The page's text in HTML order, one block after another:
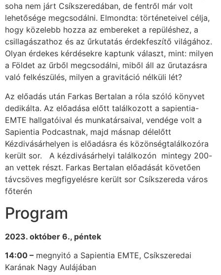
soha nem járt Csíkszeredában, de fentről már volt
lehetősége megcsodálni. Elmondta: történeteivel célja,
hogy közelebb hozza az embereket a repüléshez, a
csillagászathoz és az űrkutatás érdekfeszítő világához.
Olyan érdekes kérdésekre kaptunk választ, mint: milyen
a Földet az űrből megcsodálni, miből áll az űrutazásra
való felkészülés, milyen a gravitáció nélküli lét?
Az előadás után Farkas Bertalan a róla szóló könyvet
dedikálta. Az előadása előtt találkozott a sapientia-
EMTE hallgatóival és munkatársaival, vendége volt a
Sapientia Podcastnak, majd másnap délelőtt
Kézdivásárhelyen is előadásra és közönségtalálkozóra
került sor. A kézdivásárhelyi találkozón mintegy 200-
an vettek részt. Farkas Bertalan előadását követően
távcsöves megfigyelésre került sor Csíkszereda város
főterén
Program
2023. október 6., péntek
14:00 – megnyitó a Sapientia EMTE, Csíkszeredai
Karának Nagy Aulájában